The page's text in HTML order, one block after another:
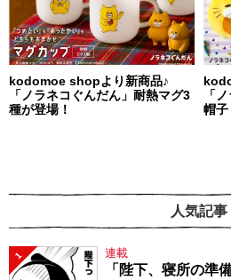
kodomoe shopより新商品♪
「ノラネコぐんだん」耐熱マグ3
種が登場！
「
帽子
人気記事
1 連載
「陛下、寝所の準